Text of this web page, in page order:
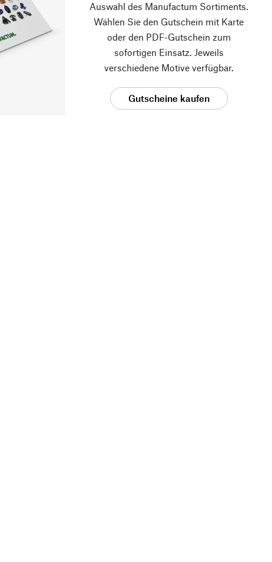
Auswahl des Manufactum Sortiments.
Wählen Sie den Gutschein mit Karte
oder den PDF-Gutschein zum
sofortigen Einsatz. Jeweils
verschiedene Motive verfügbar.
Gutscheine kaufen